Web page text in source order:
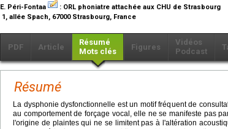
E. Péri-Fontaa
: ORL phoniatre attachée aux CHU de Strasbourg
1, allée Spach, 67000 Strasbourg, France
PDF Article
Résumé
Mots clés
Figures
Vidéos
Podcast
Résumé
La dysphonie dysfonctionnelle est un motif fréquent de
au comportement de forçage vocal, elle ne se manifeste pas
l'origine de plaintes qui ne se limitent pas à l'altération